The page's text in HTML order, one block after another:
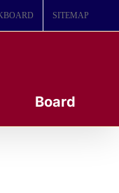
SITEMAP
Board